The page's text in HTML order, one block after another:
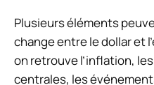
Plusieurs éléments
change entre le dollar et
on retrouve l’inflation,
centrales, les